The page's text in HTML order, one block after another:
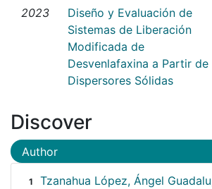
2023
Diseño y Evaluación de
Sistemas de Liberación
Modificada de
Desvenlafaxina a Partir de
Dispersores Sólidas
Discover
Author
1 Tzanahua López, Ángel